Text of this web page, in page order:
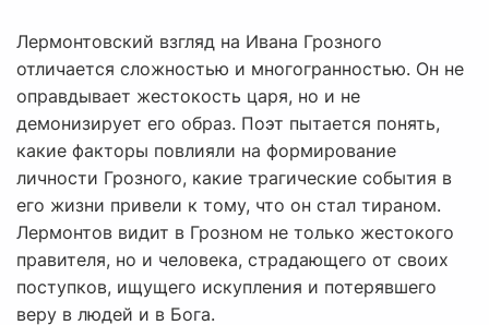
Лермонтовский взгляд на Ивана Грозного
отличается сложностью и многогранностью. Он не
оправдывает жестокость царя, но и не
демонизирует его образ. Поэт пытается понять,
какие факторы повлияли на формирование
личности Грозного, какие трагические события в
его жизни привели к тому, что он стал тираном.
Лермонтов видит в Грозном не только жестокого
правителя, но и человека, страдающего от своих
поступков, ищущего искупления и потерявшего
веру в людей и в Бога.